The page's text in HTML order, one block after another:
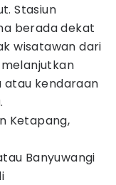
Stasiun
berada dekat
wisatawan dari
atau kendaraan
Ketapang,
Banyuwangi